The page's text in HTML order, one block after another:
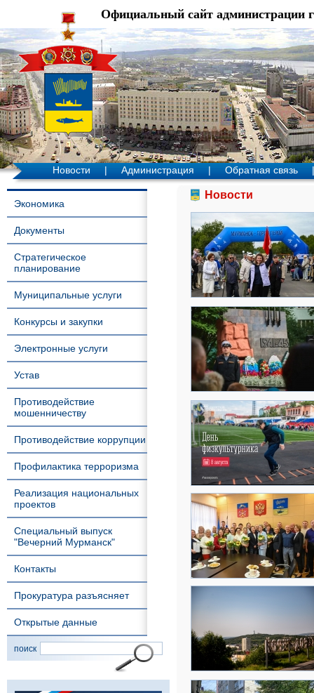
Официальный сайт администрации
Новости | Администрация | Обратная связь |
Экономика
Документы
Стратегическое
планирование
Муниципальные услуги
Конкурсы и закупки
Электронные услуги
Устав
Противодействие
мошенничеству
Противодействие коррупции
Профилактика терроризма
Реализация национальных
проектов
Специальный выпуск
"Вечерний Мурманск"
Контакты
Прокуратура разъясняет
Открытые данные
поиск
Новости